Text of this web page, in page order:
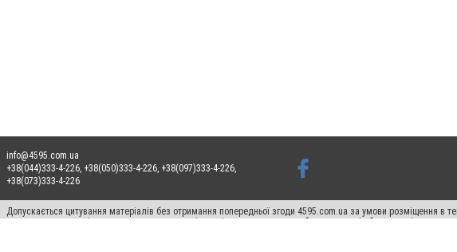
info@4595.com.ua
+38(044)333-4-226, +38(050)333-4-226, +38(097)333-4-226,
+38(073)333-4-226
Допускається цитування матеріалів без отримання попередньої згоди 4595.com.ua за умови розміщення в
пошукових систем гіперпосилання на цитовані статті не нижче другого абзацу в тексті або в якості